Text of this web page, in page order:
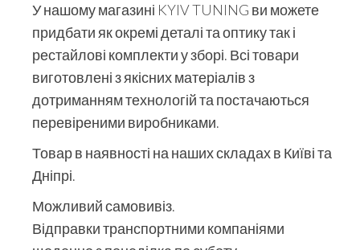
У нашому магазині KYIV TUNING ви можете
придбати як окремі деталі та оптику так і
рестайлові комплекти у зборі. Всі товари
виготовлені з якісних матеріалів з
дотриманням технологій та постачаються
перевіреними виробниками.
Товар в наявності на наших складах в Київі та
Дніпрі.
Можливий самовивіз.
Відправки транспортними компаніями